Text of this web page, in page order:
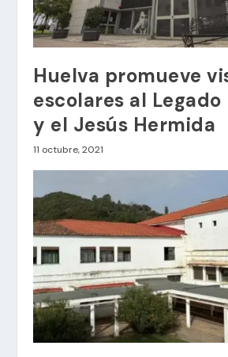
Huelva promueve
escolares al
y el Jesús Hermida
11 octubre, 2021